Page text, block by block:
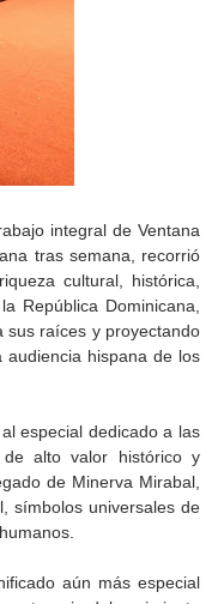
integral de Ventana
tras semana, recorrió
cultural, histórica,
República Dominicana,
sus raíces y proyectando
hispana de los
especial dedicado a las
de alto valor histórico y
de Minerva Mirabal,
símbolos universales de
aún más especial